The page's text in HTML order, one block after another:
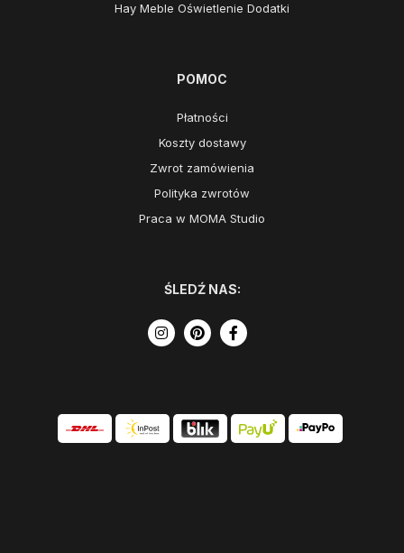
Hay Meble Oświetlenie Dodatki
POMOC
Płatności
Koszty dostawy
Zwrot zamówienia
Polityka zwrotów
Praca w MOMA Studio
ŚLEDŹ NAS: